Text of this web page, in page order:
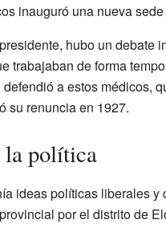
inauguró una nueva
hubo un debate
trabajaban de forma
a estos médicos,
su renuncia en 1927.
la política
ideas políticas liberales y
por el distrito de